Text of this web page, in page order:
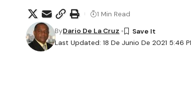
Last Updated: 18 De Junio De 2021 5:46
ByDario De La Cruz
1 Min Read